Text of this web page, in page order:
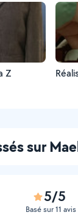
Z
sur
5/5
Basé sur 11 avis